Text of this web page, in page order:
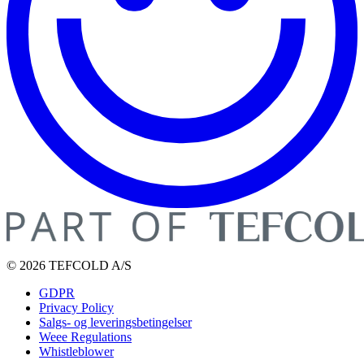
© 2026 TEFCOLD A/S
GDPR
Privacy Policy
Salgs- og leveringsbetingelser
Weee Regulations
Whistleblower